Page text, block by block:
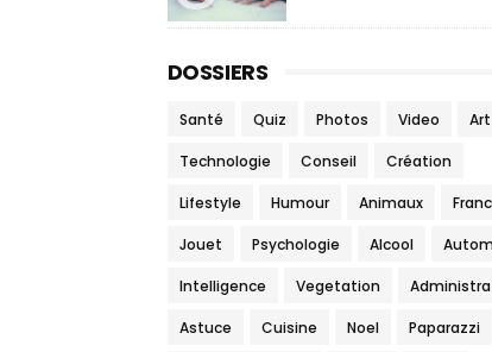
DOSSIERS
Santé Quiz Photos Video Art
Technologie Conseil Création
Lifestyle Humour Animaux
Jouet Psychologie Alcool
Intelligence Vegetation
Astuce Cuisine Noel Paparazzi